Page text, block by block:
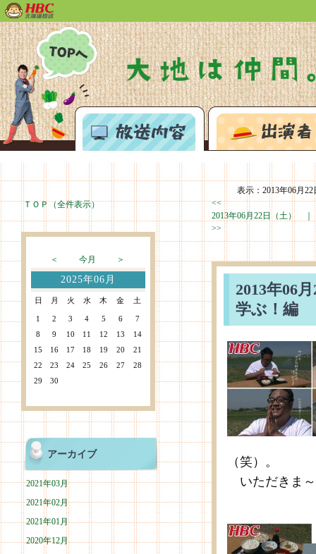
あぐり王国北海道NEXTトップページへ
放送内容
ＴＯＰ（全件表示）
＜ 今月 ＞
2025年06月
日 月 火 水 木 金 土
1 2 3 4 5 6
7
8
9 10 11 12 13
14
15
16 17 18 19 20
21
22
23 24 25 26 27
28
29
30
アーカイブ
2021年03月
2021年02月
2021年01月
2020年12月
表示：2013年06月22
<<
2013年06月22日（土）
>>
2013年
学ぶ！編
（笑）。
いただきま